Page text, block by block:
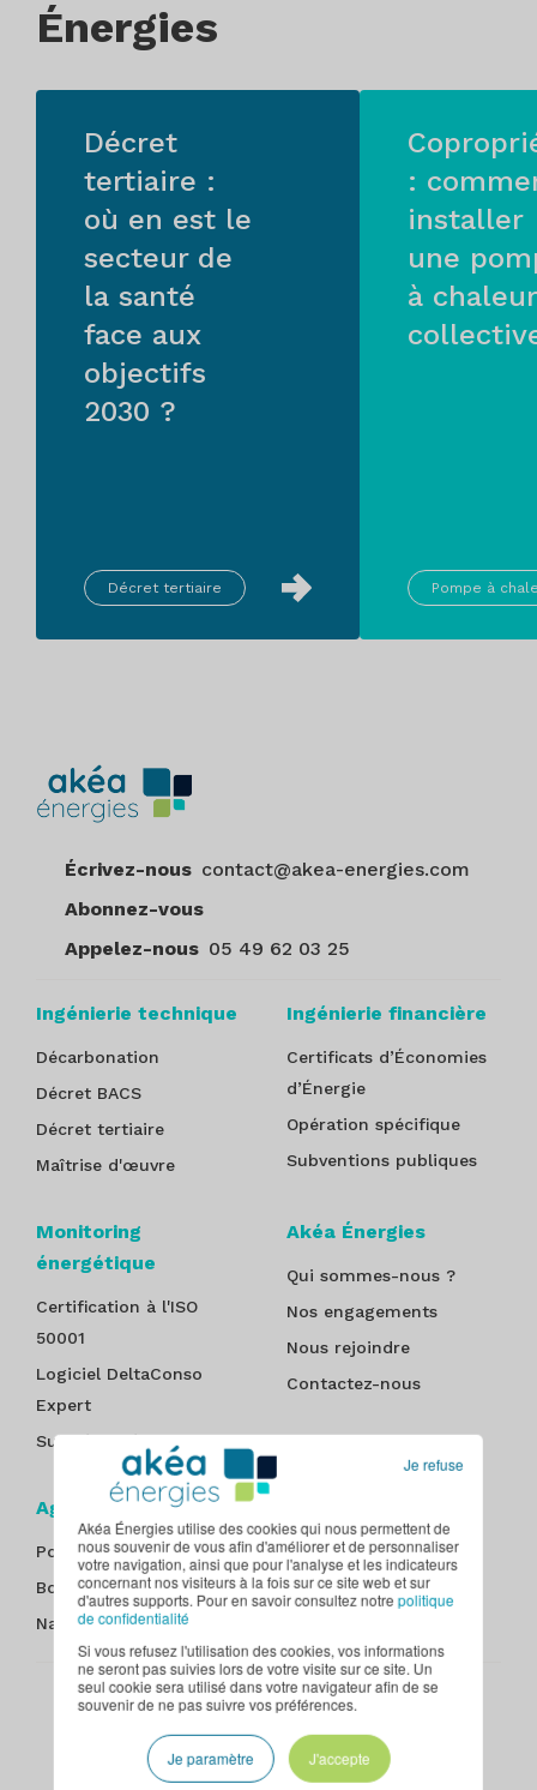
Akéa Énergies utilise des cookies qui nous permettent de
nous souvenir de vous afin d'améliorer et de personnaliser
votre navigation, ainsi que pour l'analyse et les indicateurs
concernant nos visiteurs à la fois sur ce site web et sur
d'autres supports. Pour en savoir consultez notre politique
de confidentialité
Si vous refusez l'utilisation des cookies, vos informations
ne seront pas suivies lors de votre visite sur ce site. Un
seul cookie sera utilisé dans votre navigateur afin de se
souvenir de ne pas suivre vos préférences.
Je paramètre J'accepte
Je refuse
Énergies
Décret
tertiaire :
où en est le
secteur de
la santé
face aux
objectifs
2030 ?
Décret tertiaire
:
installer
une
à chaleur
Pompe à
Écrivez-nous contact@akea-energies.com
Abonnez-vous
Appelez-nous 05 49 62 03 25
Ingénierie technique
Décarbonation
Décret BACS
Décret tertiaire
Maîtrise d'œuvre
Ingénierie financière
Certificats d’Économies
d’Énergie
Opération spécifique
Subventions publiques
Monitoring
énergétique
Certification à l'ISO
50001
Logiciel DeltaConso
Expert
Suivi énergétique
Akéa Énergies
Qui sommes-nous ?
Nos engagements
Nous rejoindre
Contactez-nous
Agences
Poitiers
Bordeaux
Nancy
Nantes
Paris - Île-de-France
Plan du site Mentions légales Politique de confidentialité
CGU Contact